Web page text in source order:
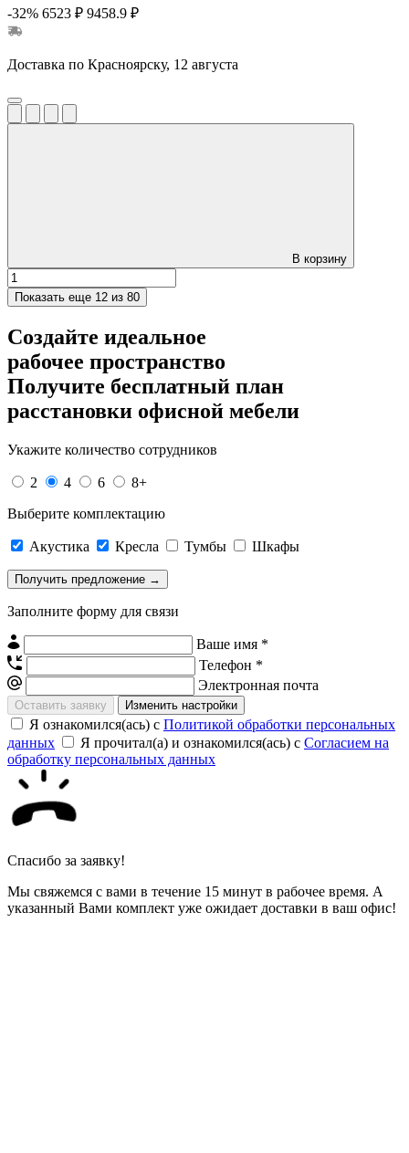
-32% 6523 ₽ 9458.9 ₽
Доставка по Красноярску, 12 августа
В корзину
Показать еще 12 из 80
Создайте идеальное
рабочее пространство
Получите бесплатный план
расстановки офисной мебели
Укажите количество сотрудников
2 4 6
8+
Выберите комплектацию
Акустика Кресла Тумбы Шкафы
Заполните форму для связи
Ваше имя *
Телефон *
Электронная почта
Изменить настройки
Я ознакомился(ась) с Политикой обработки персональных
данных
Я прочитал(а) и ознакомился(ась) с Согласием на
обработку персональных данных
Спасибо за заявку!
Мы свяжемся с вами в течение 15 минут в рабочее время. А
указанный Вами комплект уже ожидает доставки в ваш офис!